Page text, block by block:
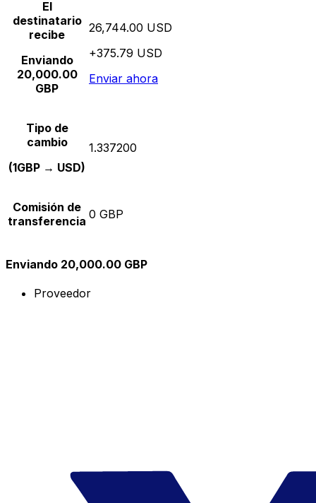
El
destinatario
recibe
Enviando
20,000.00
GBP
26,744.00 USD
+375.79 USD
Enviar ahora
Tipo de
cambio
(1GBP → USD)
1.337200
Comisión de
transferencia 0 GBP
Enviando 20,000.00 GBP
Proveedor